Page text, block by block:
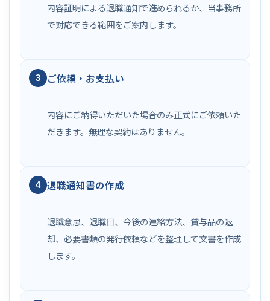
内容証明による退職通知で進められるか、当事務所
で対応できる範囲をご案内します。
3 ご依頼・お支払い
内容にご納得いただいた場合のみ正式にご依頼いた
だきます。無理な契約はありません。
4 退職通知書の作成
退職意思、退職日、今後の連絡方法、貸与品の返
却、必要書類の発行依頼などを整理して文書を作成
します。